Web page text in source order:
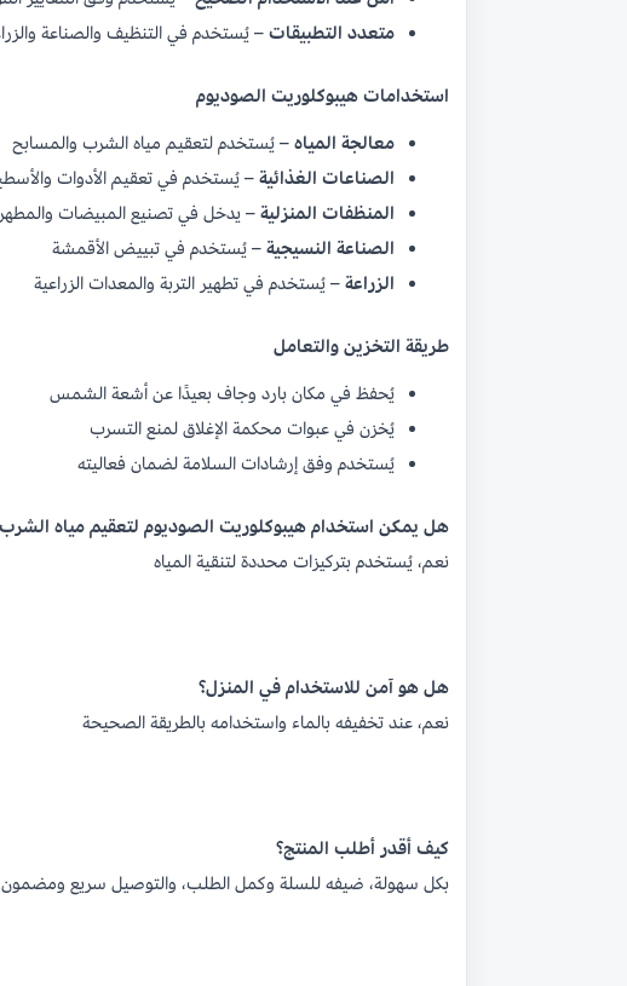
متعدد التطبيقات– يُستخدم في التنظيف والصناعة
استخدامات هيبوكلوريت الصوديوم
معالجة المياه– يُستخدم لتعقيم مياه الشرب والمسابح
الصناعات الغذائية– يُستخدم في تعقيم الأدوات
المنظفات المنزلية– يدخل في تصنيع المبيضات
الصناعة النسيجية– يُستخدم في تبييض الأقمشة
الزراعة– يُستخدم في تطهير التربة والمعدات الزراعية
طريقة التخزين والتعامل
يُحفظ في مكان بارد وجاف بعيدًا عن أشعة الشمس
يُخزن في عبوات محكمة الإغلاق لمنع التسرب
يُستخدم وفق إرشادات السلامة لضمان فعاليته
هل يمكن استخدام هيبوكلوريت الصوديوم لتعقيم مياه
نعم، يُستخدم بتركيزات محددة لتنقية المياه
هل هو آمن للاستخدام في المنزل؟
نعم، عند تخفيفه بالماء واستخدامه بالطريقة الصحيحة
كيف أقدر أطلب المنتج؟
بكل سهولة، ضيفه للسلة وكمل الطلب، والتوصيل سريع ومضمون